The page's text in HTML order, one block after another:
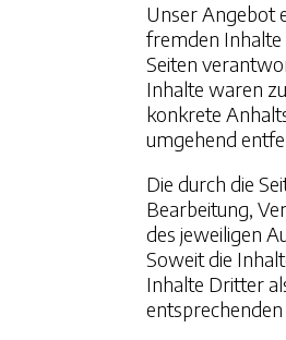
Unser Angebot
fremden Inhalte
Seiten
Inhalte waren
konkrete
umgehend
Die durch die
Bearbeitung,
des jeweiligen
Soweit die
Inhalte Dritter